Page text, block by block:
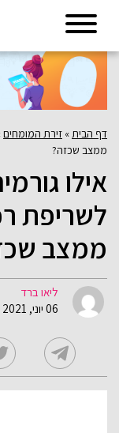
דף הבית » זירת המומחים
ממצב שכזה?
אילו
לשריפת
ממצב
ליאו ברד
06 יוני, 2021 09:40